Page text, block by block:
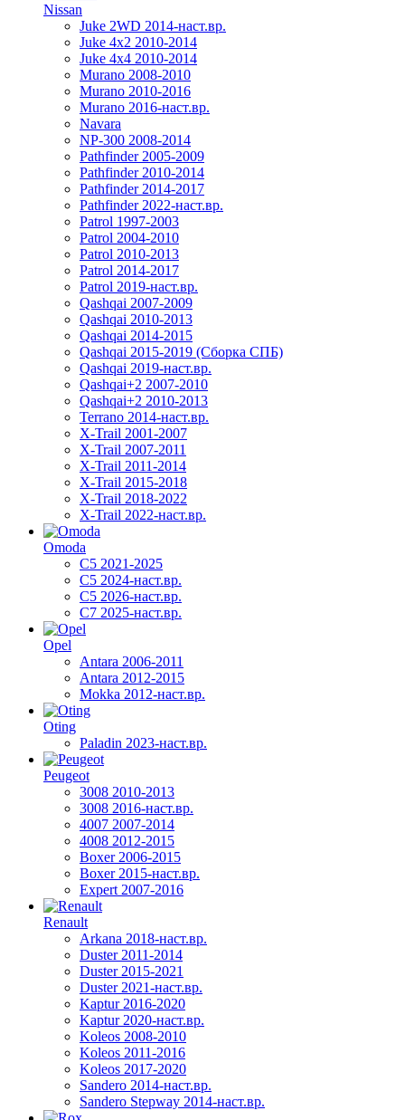
Nissan
Juke 2WD 2014-наст.вр.
Juke 4x2 2010-2014
Juke 4x4 2010-2014
Murano 2008-2010
Murano 2010-2016
Murano 2016-наст.вр.
Navara
NP-300 2008-2014
Pathfinder 2005-2009
Pathfinder 2010-2014
Pathfinder 2014-2017
Pathfinder 2022-наст.вр.
Patrol 1997-2003
Patrol 2004-2010
Patrol 2010-2013
Patrol 2014-2017
Patrol 2019-наст.вр.
Qashqai 2007-2009
Qashqai 2010-2013
Qashqai 2014-2015
Qashqai 2015-2019 (Сборка СПБ)
Qashqai 2019-наст.вр.
Qashqai+2 2007-2010
Qashqai+2 2010-2013
Terrano 2014-наст.вр.
X-Trail 2001-2007
X-Trail 2007-2011
X-Trail 2011-2014
X-Trail 2015-2018
X-Trail 2018-2022
X-Trail 2022-наст.вр.
Omoda
C5 2021-2025
C5 2024-наст.вр.
C5 2026-наст.вр.
C7 2025-наст.вр.
Opel
Antara 2006-2011
Antara 2012-2015
Mokka 2012-наст.вр.
Oting
Paladin 2023-наст.вр.
Peugeot
3008 2010-2013
3008 2016-наст.вр.
4007 2007-2014
4008 2012-2015
Boxer 2006-2015
Boxer 2015-наст.вр.
Expert 2007-2016
Renault
Arkana 2018-наст.вр.
Duster 2011-2014
Duster 2015-2021
Duster 2021-наст.вр.
Kaptur 2016-2020
Kaptur 2020-наст.вр.
Koleos 2008-2010
Koleos 2011-2016
Koleos 2017-2020
Sandero 2014-наст.вр.
Sandero Stepway 2014-наст.вр.